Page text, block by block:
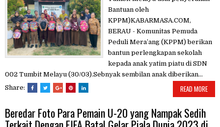
Bantuan oleh
KPPM)KABARMASA.COM,
BERAU - Komunitas Pemuda
Peduli Mera’ang (KPPM) berikan
bantun perlengkapan sekolah
kepada anak yatim piatu di SDN
002 Tumbit Melayu (30/03).Sebnyak sembilan anak diberikan...
Share:
READ MORE
Beredar Foto Para Pemain U-20 yang Nampak Sedih